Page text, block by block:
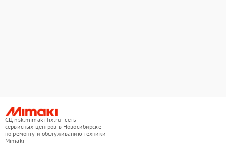
СЦ nsk.mimaki-fix.ru - сеть
сервисных центров в Новосибирске
по ремонту и обслуживанию техники
Mimaki